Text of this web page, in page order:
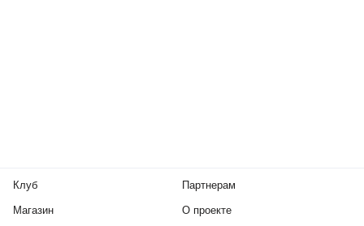
Клуб
Магазин
Партнерам
О проекте